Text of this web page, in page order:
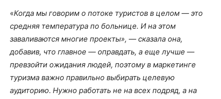
«Когда мы говорим о потоке туристов в целом — это
средняя температура по больнице. И на этом
заваливаются многие проекты», — сказала она,
добавив, что главное — оправдать, а еще лучше —
превзойти ожидания людей, поэтому в маркетинге
туризма важно правильно выбирать целевую
аудиторию. Нужно работать не на всех подряд, а на